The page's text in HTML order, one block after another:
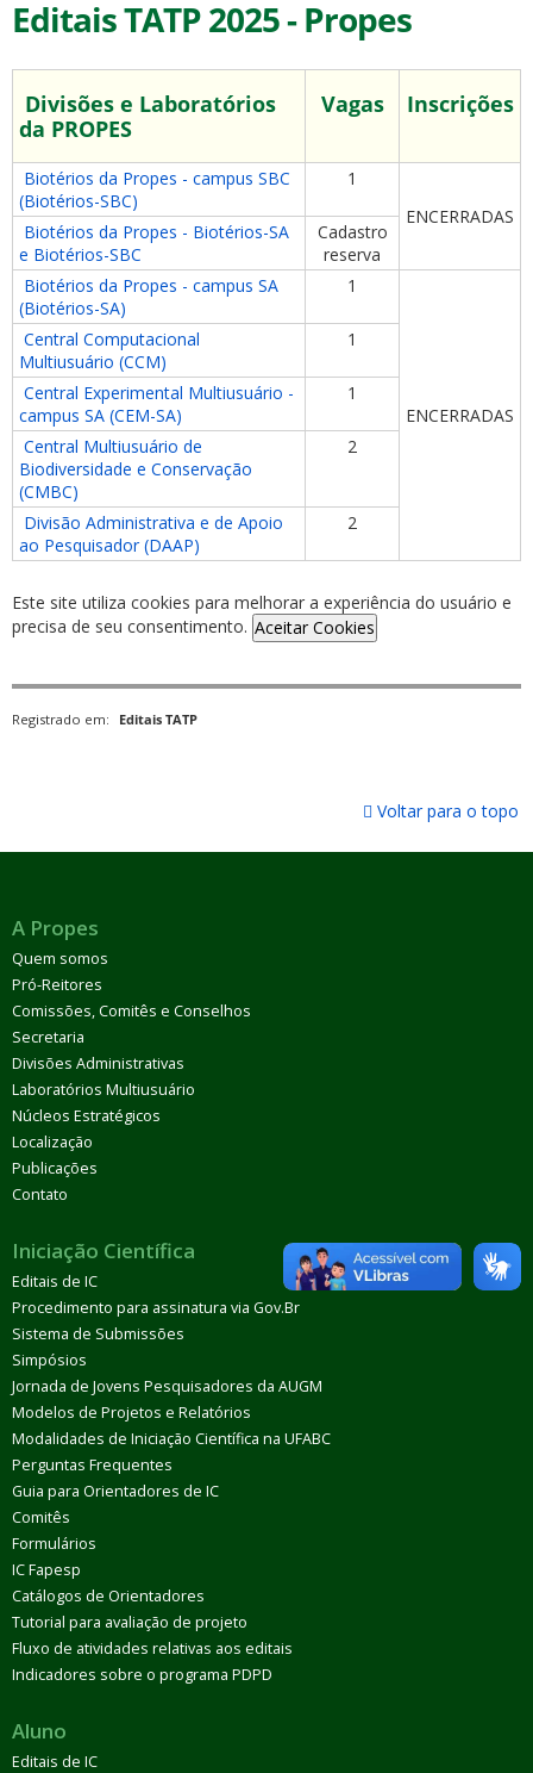
Editais TATP 2025 - Propes
Divisões e Laboratórios
da PROPES
Vagas Inscrições
Biotérios da Propes - campus SBC
(Biotérios-SBC)
1
ENCERRADAS
Biotérios da Propes - Biotérios-SA
e Biotérios-SBC
Cadastro
reserva
Biotérios da Propes - campus SA
(Biotérios-SA)
1
ENCERRADAS
Central Computacional
Multiusuário (CCM)
1
Central Experimental Multiusuário -
campus SA (CEM-SA)
1
Central Multiusuário de
Biodiversidade e Conservação
(CMBC)
2
Divisão Administrativa e de Apoio
ao Pesquisador (DAAP)
2
Este site utiliza cookies para melhorar a experiência do usuário e
precisa de seu consentimento. Aceitar Cookies
Registrado em: Editais TATP
Voltar para o topo
A Propes
Quem somos
Pró-Reitores
Comissões, Comitês e Conselhos
Secretaria
Divisões Administrativas
Laboratórios Multiusuário
Núcleos Estratégicos
Localização
Publicações
Contato
Iniciação Científica
Editais de IC
Procedimento para assinatura via Gov.Br
Sistema de Submissões
Simpósios
Jornada de Jovens Pesquisadores da AUGM
Modelos de Projetos e Relatórios
Modalidades de Iniciação Científica na UFABC
Perguntas Frequentes
Guia para Orientadores de IC
Comitês
Formulários
IC Fapesp
Catálogos de Orientadores
Tutorial para avaliação de projeto
Fluxo de atividades relativas aos editais
Indicadores sobre o programa PDPD
Aluno
Editais de IC